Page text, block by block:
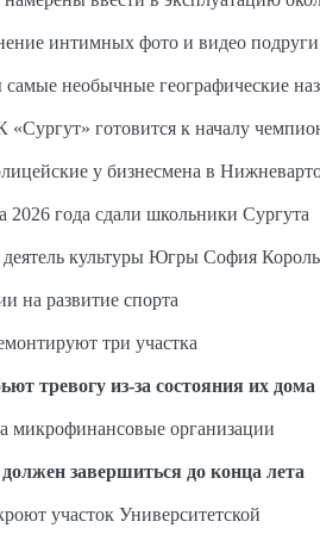
интимных фото и видео подруги
необычные географические
готовится к началу
у бизнесмена в
2026 года сдали школьники Сургута
культуры Югры София Король
на развитие спорта
три участка
тревогу из-за состояния их дома
микрофинансовые организации
завершиться до конца лета
участок Университетской